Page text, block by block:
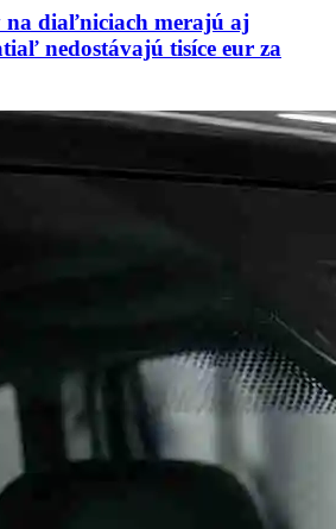
na diaľniciach merajú aj
nedostávajú tisíce eur za